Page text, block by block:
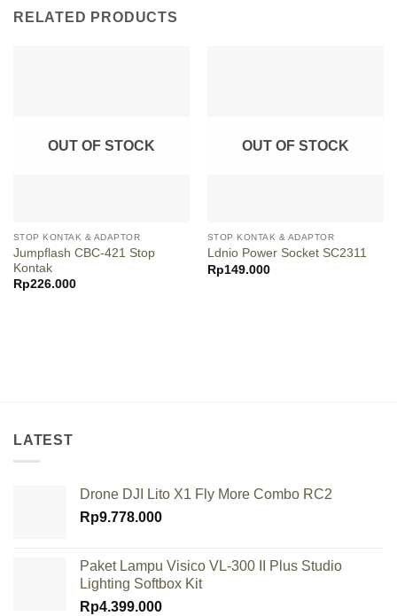
RELATED PRODUCTS
OUT OF STOCK
STOP KONTAK & ADAPTOR
Jumpflash CBC-421 Stop
Kontak
Rp226.000
OUT OF STOCK
STOP KONTAK & ADAPTOR
Ldnio Power Socket SC2311
Rp149.000
LATEST
Drone DJI Lito X1 Fly More Combo RC2
Rp9.778.000
Paket Lampu Visico VL-300 II Plus Studio
Lighting Softbox Kit
Rp4.399.000